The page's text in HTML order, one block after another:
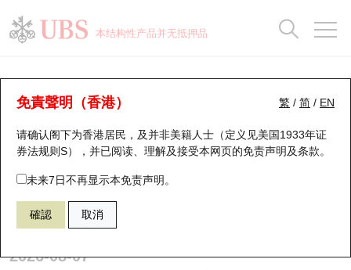
本结构性产品并无抵押品
繁 / 简 / EN
免責聲明（香港）
请确认阁下为香港居民，及并非美籍人士（定义见美国1933年证
券法规则S），并已阅读、理解及接受本网页的免责声明及条款。
未来7日不再显示本免责声明。
確認 取消
认股证分析仪
表现 街货统计 比较
13057 瑞银认沽 HSI 恒生指数
2026-08-07
瑞银认股证一览
新发行瑞银认股证
即将到期认股证
认股证到期结算价查找
认股证分析仪
街货统计
比较
牛熊全景快搜
牛熊证搜寻
牛熊证街货分布图
正股牛熊证列表
新发行瑞银牛熊证
街货统计
比较
十大升幅/跌幅
十大认股证成交分布
十天股证占大市成交
资金流
街货统计
正股分析仪
二十大活跃股份
恒指成份股
国指成份股
科指成份股
持股比重
显示所有持股比重
每月轮证大市专题
轮证专栏
讲座及教育短片
认股证投资者教育
牛熊证投资者教育